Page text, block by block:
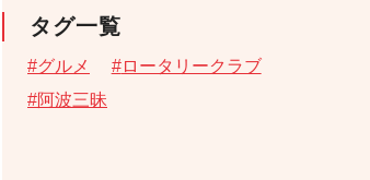
タグ一覧
グルメ
ロータリークラブ
阿波三昧